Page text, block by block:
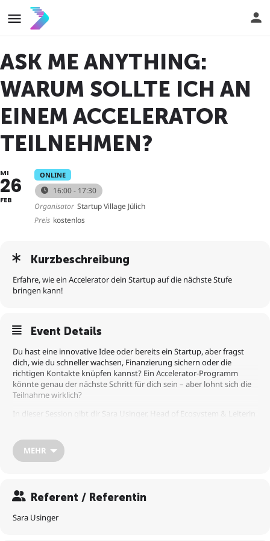
ASK ME ANYTHING:
WARUM SOLLTE ICH AN
EINEM ACCELERATOR
TEILNEHMEN?
MI
26
FEB
ONLINE
16:00 - 17:30
Organisator Startup Village Jülich
Preis kostenlos
Kurzbeschreibung
Erfahre, wie ein Accelerator dein Startup auf die nächste Stufe
bringen kann!
Event Details
Du hast eine innovative Idee oder bereits ein Startup, aber fragst
dich, wie du schneller wachsen, Finanzierung sichern oder die
richtigen Kontakte knüpfen kannst? Ein Accelerator-Programm
könnte genau der nächste Schritt für dich sein – aber lohnt sich die
Teilnahme wirklich?
In dieser Session gibt dir Sara Usinger, Head of Ecosystem & Leiterin
✅
Was ist ein Accelerator überhaupt?
Acceleratoren sind Programme, die Startups in wenigen Monaten
Investor:innen, Unternehmen und Branchenexpert:innen.
✅Lohnt sich das für mich und mein Startup?
MEHR
Referent / Referentin
Sara Usinger